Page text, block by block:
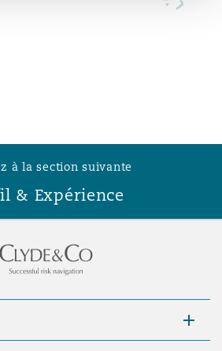
à la section suivante
& Expérience